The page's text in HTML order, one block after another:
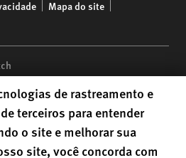
Mapa do site
Avenue, 34th Floor | New York,
nonprofit registered in the US
preferences
de rastreamento e
terceiros para entender
o site e melhorar sua
site, você concorda com